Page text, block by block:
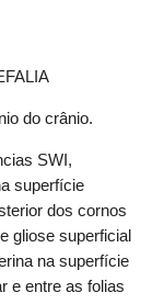
do crânio.
SWI,
superfície
dos cornos
gliose superficial
na superfície
e entre as folias